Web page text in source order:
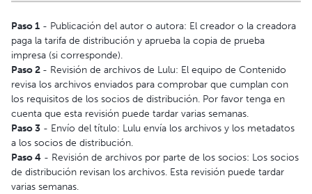
Paso 1 - Publicación del autor o autora: El creador o la creadora
paga la tarifa de distribución y aprueba la copia de prueba
impresa (si corresponde).
Paso 2 - Revisión de archivos de Lulu: El equipo de Contenido
revisa los archivos enviados para comprobar que cumplan con
los requisitos de los socios de distribución. Por favor tenga en
cuenta que esta revisión puede tardar varias semanas.
Paso 3 - Envío del título: Lulu envía los archivos y los metadatos
a los socios de distribución.
Paso 4 - Revisión de archivos por parte de los socios: Los socios
de distribución revisan los archivos. Esta revisión puede tardar
varias semanas.